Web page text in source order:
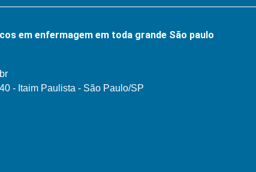
em enfermagem em toda grande São paulo
- Itaim Paulista - São Paulo/SP